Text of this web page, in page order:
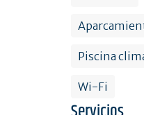
Piscina
Wi-Fi